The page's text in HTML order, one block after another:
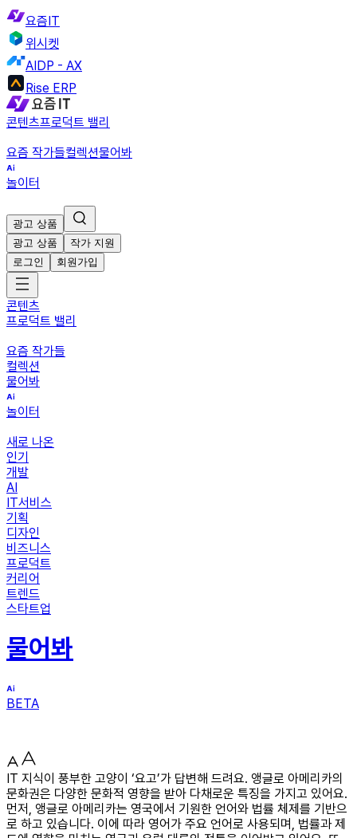
요즘IT
위시켓
AIDP - AX
Rise ERP
콘텐츠프로덕트 밸리
요즘 작가들컬렉션물어봐
놀이터
광고 상품
광고 상품
작가 지원
로그인
회원가입
콘텐츠
프로덕트 밸리
요즘 작가들
컬렉션
물어봐
놀이터
새로 나온
인기
개발
AI
IT서비스
기획
디자인
비즈니스
프로덕트
커리어
트렌드
스타트업
물어봐
BETA
IT 지식이 풍부한 고양이 ‘요고’가 답변해 드려요. 앵글로 아메리카의
문화권은 다양한 문화적 영향을 받아 다채로운 특징을 가지고 있어요.
먼저, 앵글로 아메리카는 영국에서 기원한 언어와 법률 체제를 기반으
로 하고 있습니다. 이에 따라 영어가 주요 언어로 사용되며, 법률과 제